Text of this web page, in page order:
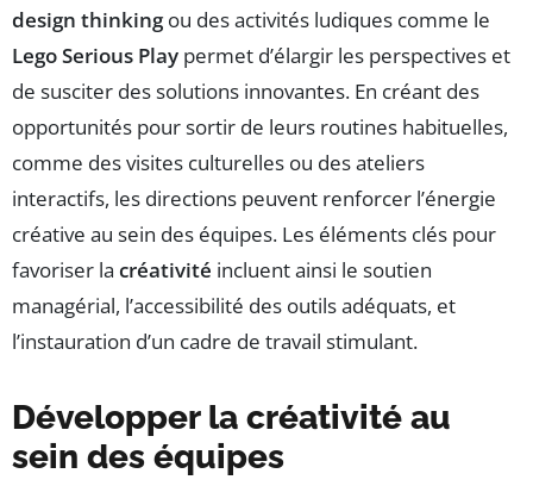
design thinkingou des activités ludiques comme le
Lego Serious Play permet d’élargir les perspectives et
de susciter des solutions innovantes. En créant des
opportunités pour sortir de leurs routines habituelles,
comme des visites culturelles ou des ateliers
interactifs, les directions peuvent renforcer l’énergie
créative au sein des équipes. Les éléments clés pour
favoriser la créativité incluent ainsi le soutien
managérial, l’accessibilité des outils adéquats, et
l’instauration d’un cadre de travail stimulant.
Développer la créativité au
sein des équipes